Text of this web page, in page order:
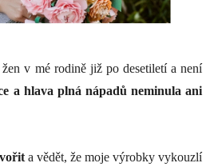
v mé rodině již po desetiletí a není
a hlava plná nápadů neminula ani
a vědět, že moje výrobky vykouzlí